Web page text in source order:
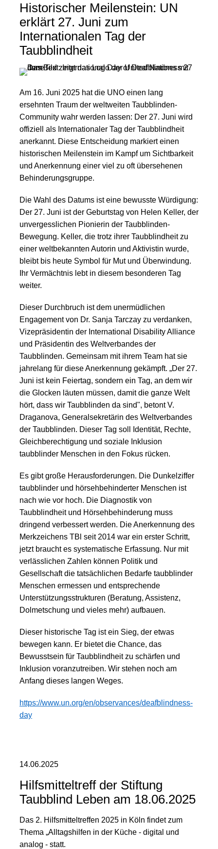
Historischer Meilenstein: UN
erklärt 27. Juni zum
Internationalen Tag der
Taubblindheit
Am 16. Juni 2025 hat die UNO einen lang
ersehnten Traum der weltweiten Taubblinden-
Community wahr werden lassen: Der 27. Juni wird
offiziell als Internationaler Tag der Taubblindheit
anerkannt. Diese Entscheidung markiert einen
historischen Meilenstein im Kampf um Sichtbarkeit
und Anerkennung einer viel zu oft übersehenen
Behinderungsgruppe.
Die Wahl des Datums ist eine bewusste Würdigung:
Der 27. Juni ist der Geburtstag von Helen Keller, der
unvergesslichen Pionierin der Taubblinden-
Bewegung. Keller, die trotz ihrer Taubblindheit zu
einer weltbekannten Autorin und Aktivistin wurde,
bleibt bis heute Symbol für Mut und Überwindung.
Ihr Vermächtnis lebt in diesem besonderen Tag
weiter.
Dieser Durchbruch ist dem unermüdlichen
Engagement von Dr. Sanja Tarczay zu verdanken,
Vizepräsidentin der International Disability Alliance
und Präsidentin des Weltverbandes der
Taubblinden. Gemeinsam mit ihrem Team hat sie
jahrelang für diese Anerkennung gekämpft. „Der 27.
Juni ist kein Feiertag, sondern ein Tag, an dem wir
die Glocken läuten müssen, damit die ganze Welt
hört, dass wir Taubblinden da sind", betont V.
Draganova, Generalsekretärin des Weltverbandes
der Taubblinden. Dieser Tag soll Identität, Rechte,
Gleichberechtigung und soziale Inklusion
taubblinder Menschen in den Fokus rücken.
Es gibt große Herausforderungen. Die Dunkelziffer
taubblinder und hörsehbehinderter Menschen ist
nach wie vor hoch. Die Diagnostik von
Taubblindheit und Hörsehbehinderung muss
dringend verbessert werden. Die Anerkennung des
Merkzeichens TBl seit 2014 war ein erster Schritt,
jetzt braucht es systematische Erfassung. Nur mit
verlässlichen Zahlen können Politik und
Gesellschaft die tatsächlichen Bedarfe taubblinder
Menschen ermessen und entsprechende
Unterstützungsstrukturen (Beratung, Assistenz,
Dolmetschung und vieles mehr) aufbauen.
Dieser historische Tag ist ein Sieg, der etwas
bewegen kann. Er bietet die Chance, das
Bewusstsein für Taubblindheit zu schärfen und
Inklusion voranzutreiben. Wir stehen noch am
Anfang dieses langen Weges.
https://www.un.org/en/observances/deafblindness-
day
14.06.2025
Hilfsmitteltreff der Stiftung
Taubblind Leben am 18.06.2025
Das 2. Hilfsmitteltreffen 2025 in Köln findet zum
Thema „Alltagshilfen in der Küche - digital und
analog - statt.